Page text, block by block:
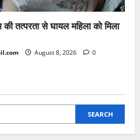
तत्परता से घायल महिला को मिला
August 8, 2026 0
SEARCH